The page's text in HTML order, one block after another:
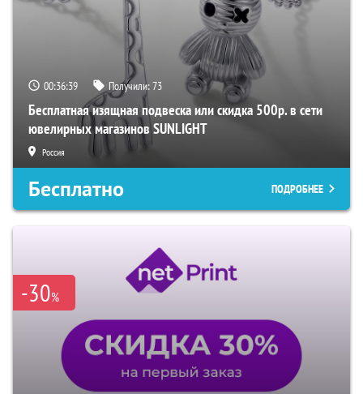
00:36:38 Получили:73
Бесплатная изящная подвеска или скидка 500р. в сети
ювелирных магазинов SUNLIGHT
Россия
Бесплатно ПОДРОБНЕЕ
-30%